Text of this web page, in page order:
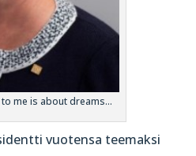
to me is about dreams…
vuotensa teemaksi